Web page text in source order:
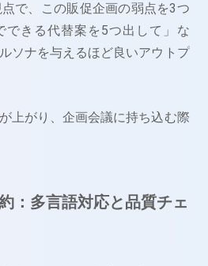
点で、この販促企画の弱点を3つ
できる代替案を5つ出して」な
ソナを与えるほど良いアウトプ
上がり、企画会議に持ち込む際
：多言語対応と品質チェ